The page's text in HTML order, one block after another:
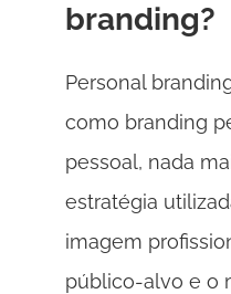
branding?
Personal
como branding
pessoal, nada
estratégia
imagem
público-alvo e o